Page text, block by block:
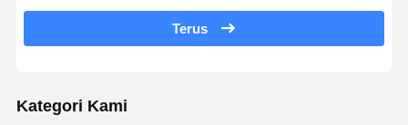
Bagian Gerbang Turnstile
Terus
Kategori Kami